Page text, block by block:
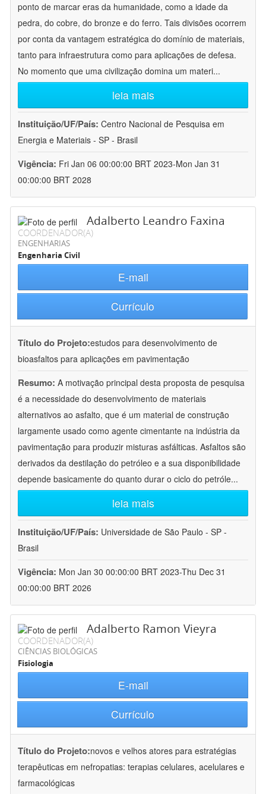
ponto de marcar eras da humanidade, como a idade da
pedra, do cobre, do bronze e do ferro. Tais divisões ocorrem
por conta da vantagem estratégica do domínio de materiais,
tanto para infraestrutura como para aplicações de defesa.
No momento que uma civilização domina um materi...
leia mais
Instituição/UF/País: Centro Nacional de Pesquisa em
Energia e Materiais - SP - Brasil
Vigência: Fri Jan 06 00:00:00 BRT 2023-Mon Jan 31
00:00:00 BRT 2028
Adalberto Leandro Faxina
COORDENADOR(A)
ENGENHARIAS
Engenharia Civil
E-mail
Currículo
Título do Projeto:estudos para desenvolvimento de
bioasfaltos para aplicações em pavimentação
Resumo: A motivação principal desta proposta de pesquisa
é a necessidade do desenvolvimento de materiais
alternativos ao asfalto, que é um material de construção
largamente usado como agente cimentante na indústria da
pavimentação para produzir misturas asfálticas. Asfaltos são
derivados da destilação do petróleo e a sua disponibilidade
depende basicamente do quanto durar o ciclo do petróle...
leia mais
Instituição/UF/País: Universidade de São Paulo - SP -
Brasil
Vigência: Mon Jan 30 00:00:00 BRT 2023-Thu Dec 31
00:00:00 BRT 2026
Adalberto Ramon Vieyra
COORDENADOR(A)
CIÊNCIAS BIOLÓGICAS
Fisiologia
E-mail
Currículo
Título do Projeto:novos e velhos atores para estratégias
terapêuticas em nefropatias: terapias celulares, acelulares e
farmacológicas